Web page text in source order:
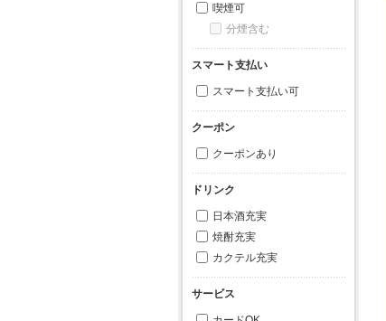
喫煙可
分煙含む
スマート支払い
スマート支払い可
クーポン
クーポンあり
ドリンク
日本酒充実
焼酎充実
カクテル充実
サービス